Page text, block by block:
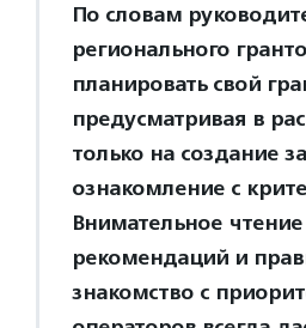
По словам
регионального
планировать свой
предусматривая в
только на создание
ознакомление с
Внимательное
рекомендаций и
знакомство с